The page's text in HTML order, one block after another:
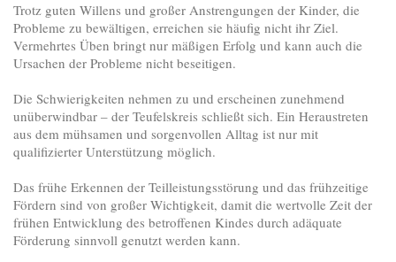
Trotz guten Willens und großer Anstrengungen der Kinder, die
Probleme zu bewältigen, erreichen sie häufig nicht ihr Ziel.
Vermehrtes Üben bringt nur mäßigen Erfolg und kann auch die
Ursachen der Probleme nicht beseitigen.
Die Schwierigkeiten nehmen zu und erscheinen zunehmend
unüberwindbar – der Teufelskreis schließt sich. Ein Heraustreten
aus dem mühsamen und sorgenvollen Alltag ist nur mit
qualifizierter Unterstützung möglich.
Das frühe Erkennen der Teilleistungsstörung und das frühzeitige
Fördern sind von großer Wichtigkeit, damit die wertvolle Zeit der
frühen Entwicklung des betroffenen Kindes durch adäquate
Förderung sinnvoll genutzt werden kann.